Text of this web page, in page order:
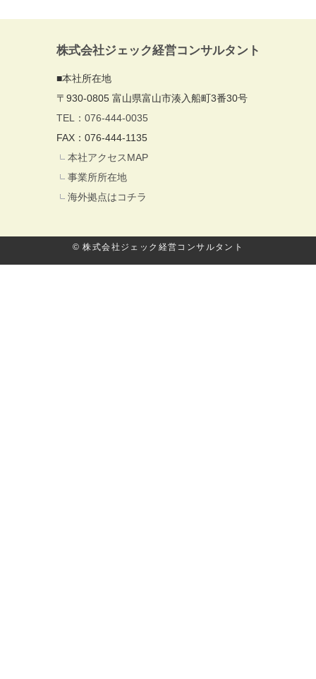
株式会社ジェック経営コンサルタント
■本社所在地
〒930-0805 富山県富山市湊入船町3番30号
TEL：076-444-0035
FAX：076-444-1135
本社アクセスMAP
事業所所在地
海外拠点はコチラ
© 株式会社ジェック経営コンサルタント